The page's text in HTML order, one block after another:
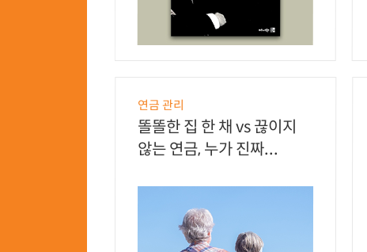
연금 관리
똘똘한 집 한 채 vs 끊이지
않는 연금, 누가 진짜...